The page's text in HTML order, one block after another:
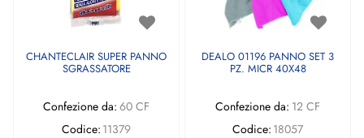
CHANTECLAIR SUPER PANNO
SGRASSATORE
Confezione da: 60 CF
Codice: 11379
DEALO 01196 PANNO SET 3
PZ. MICR 40X48
Confezione da: 12 CF
Codice: 18057